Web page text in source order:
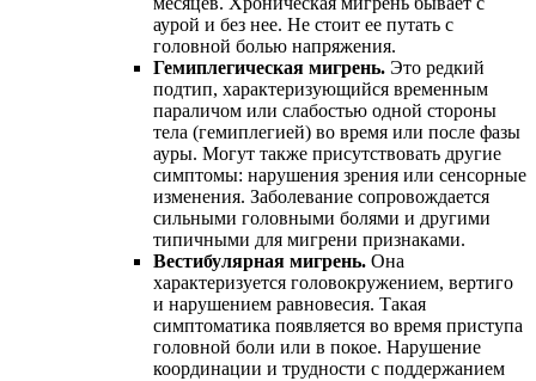
аурой и без нее. Не стоит ее путать с
головной болью напряжения.
Гемиплегическая мигрень. Это редкий
подтип, характеризующийся временным
параличом или слабостью одной стороны
тела (гемиплегией) во время или после фазы
ауры. Могут также присутствовать другие
симптомы: нарушения зрения или сенсорные
изменения. Заболевание сопровождается
сильными головными болями и другими
типичными для мигрени признаками.
Вестибулярная мигрень. Она
характеризуется головокружением, вертиго
и нарушением равновесия. Такая
симптоматика появляется во время приступа
головной боли или в покое. Нарушение
координации и трудности с поддержанием